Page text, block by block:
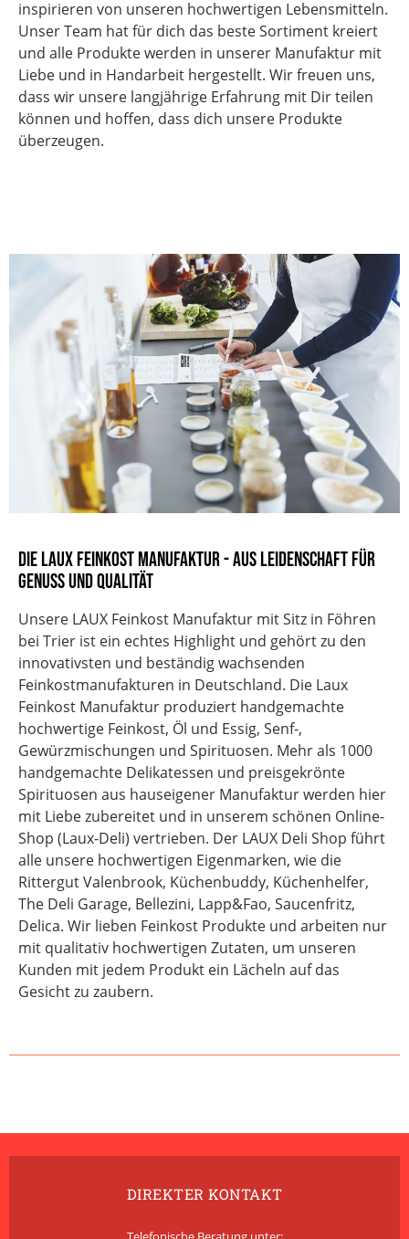
inspirieren von unseren hochwertigen Lebensmitteln.
Unser Team hat für dich das beste Sortiment kreiert
und alle Produkte werden in unserer Manufaktur mit
Liebe und in Handarbeit hergestellt. Wir freuen uns,
dass wir unsere langjährige Erfahrung mit Dir teilen
können und hoffen, dass dich unsere Produkte
überzeugen.
Die LAUX Feinkost Manufaktur - Aus Leidenschaft für
Genuss und Qualität
Unsere LAUX Feinkost Manufaktur mit Sitz in Föhren
bei Trier ist ein echtes Highlight und gehört zu den
innovativsten und beständig wachsenden
Feinkostmanufakturen in Deutschland. Die Laux
Feinkost Manufaktur produziert handgemachte
hochwertige Feinkost, Öl und Essig, Senf-,
Gewürzmischungen und Spirituosen. Mehr als 1000
handgemachte Delikatessen und preisgekrönte
Spirituosen aus hauseigener Manufaktur werden hier
mit Liebe zubereitet und in unserem schönen Online-
Shop (Laux-Deli) vertrieben. Der LAUX Deli Shop führt
alle unsere hochwertigen Eigenmarken, wie die
Rittergut Valenbrook, Küchenbuddy, Küchenhelfer,
The Deli Garage, Bellezini, Lapp&Fao, Saucenfritz,
Delica. Wir lieben Feinkost Produkte und arbeiten nur
mit qualitativ hochwertigen Zutaten, um unseren
Kunden mit jedem Produkt ein Lächeln auf das
Gesicht zu zaubern.
DIREKTER KONTAKT